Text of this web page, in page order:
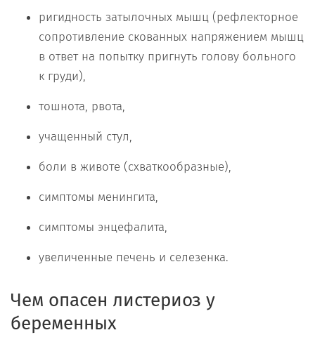
ригидность затылочных мышц (рефлекторное
сопротивление скованных напряжением мышц
в ответ на попытку пригнуть голову больного
к груди),
тошнота, рвота,
учащенный стул,
боли в животе (схваткообразные),
симптомы менингита,
симптомы энцефалита,
увеличенные печень и селезенка.
Чем опасен листериоз у
беременных